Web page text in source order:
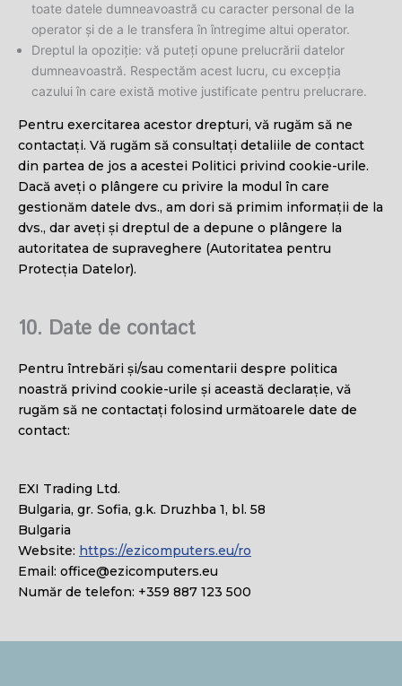
toate datele dumneavoastră cu caracter personal de la
operator și de a le transfera în întregime altui operator.
Dreptul la opoziție: vă puteți opune prelucrării datelor
dumneavoastră. Respectăm acest lucru, cu excepția
cazului în care există motive justificate pentru prelucrare.
Pentru exercitarea acestor drepturi, vă rugăm să ne
contactați. Vă rugăm să consultați detaliile de contact
din partea de jos a acestei Politici privind cookie-urile.
Dacă aveți o plângere cu privire la modul în care
gestionăm datele dvs., am dori să primim informații de la
dvs., dar aveți și dreptul de a depune o plângere la
autoritatea de supraveghere (Autoritatea pentru
Protecția Datelor).
10. Date de contact
Pentru întrebări și/sau comentarii despre politica
noastră privind cookie-urile și această declarație, vă
rugăm să ne contactați folosind următoarele date de
contact:
EXI Trading Ltd.
Bulgaria, gr. Sofia, g.k. Druzhba 1, bl. 58
Bulgaria
Website: https://ezicomputers.eu/ro
Email: ue.sretupmocize@eciffo
Număr de telefon: +359 887 123 500